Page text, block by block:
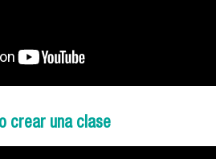
crear una clase